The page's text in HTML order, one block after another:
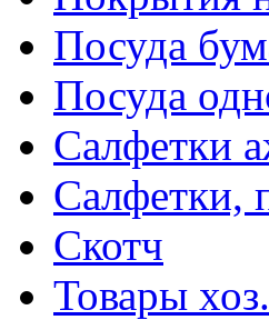
Посуда
Посуда
Салфетки
Салфетки,
Скотч
Товары